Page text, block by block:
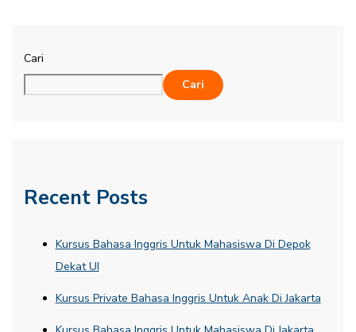
Cari
Cari
Recent Posts
Kursus Bahasa Inggris Untuk Mahasiswa Di Depok
Dekat UI
Kursus Private Bahasa Inggris Untuk Anak Di Jakarta